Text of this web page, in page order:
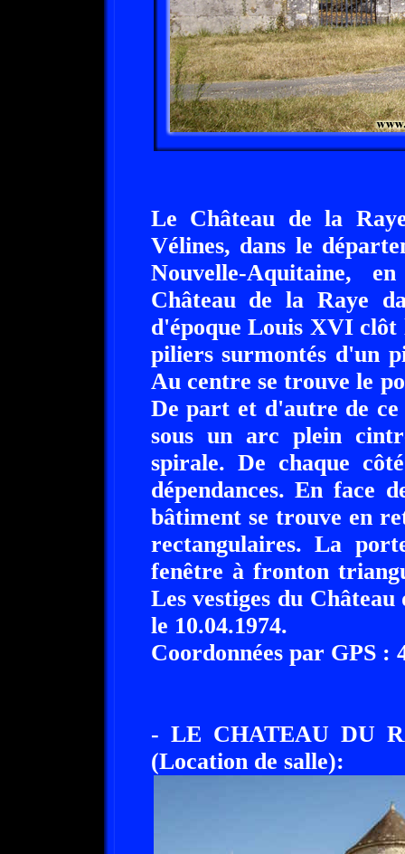
Le Château de la
Vélines, dans le
Nouvelle-Aquitaine,
Château de la Raye
d'époque Louis XVI clôt
piliers surmontés d'un
Au centre se trouve le
De part et d'autre de
sous un arc plein
spirale. De chaque
dépendances. En face
bâtiment se trouve en
rectangulaires. La
fenêtre à fronton
Les vestiges du
le 10.04.1974.
Coordonnées par GPS :
- LE CHATEAU DU
(Location de salle):